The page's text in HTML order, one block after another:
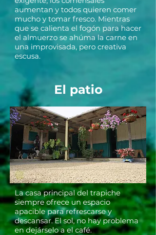
aumentan y todos quieren comer
mucho y tomar fresco. Mientras
que se calienta el fogón para hacer
el almuerzo se ahúma la carne en
una improvisada, pero creativa
escusa.
El patio
La casa principal del trapiche
siempre ofrece un espacio
apacible para refrescarse y
descansar. El sol, no hay problema
en dejárselo a el café.